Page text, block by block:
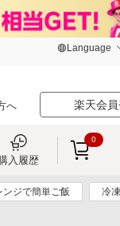
へ 楽天会
入履歴
0
ンジで簡単ご飯 冷